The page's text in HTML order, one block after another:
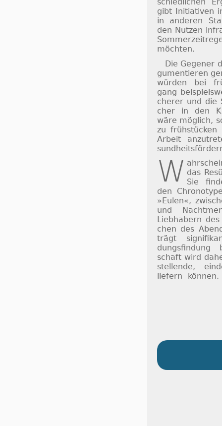
gibt Ini­ti­a­ti­ven
in an­de­ren
den Nut­zen
möch­ten.
Die Gegener
gu­men­tie­ren
würden bei
gang
che­rer und die
cher in den
wäre mög­lich,
zu
Ar­beit
W das
Sie
den
»Eu­len«,
und
Lieb­habern
chen des
trägt
schaft wird
stel­lende,
lie­fern